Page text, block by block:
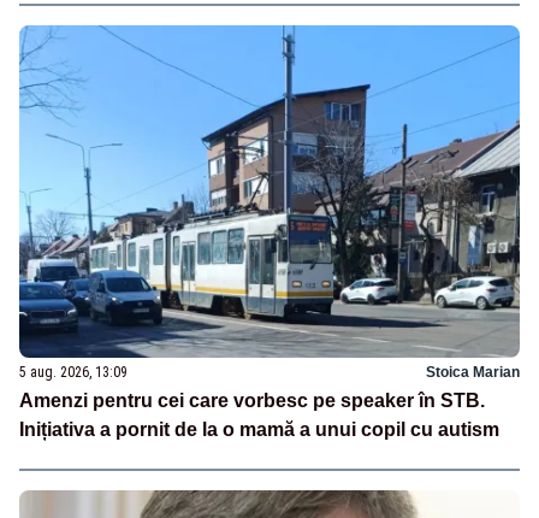
5 aug. 2026, 13:09 Stoica Marian
Amenzi pentru cei care vorbesc pe speaker în STB.
Inițiativa a pornit de la o mamă a unui copil cu autism